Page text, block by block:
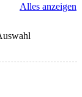
Alles anzeigen